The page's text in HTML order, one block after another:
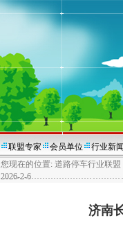
联盟专家 会员单位 行业新
您现在的位置: 道路停车行业联盟
2026-2-6
济南